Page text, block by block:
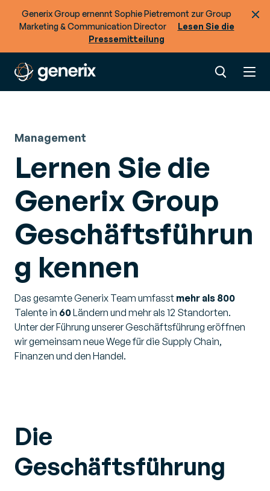
Generix Group ernennt Sophie Pietremont zur Group
Marketing & Communication Director
Lesen Sie die
Pressemitteilung
Management
Lernen Sie die
Generix Group
Geschäftsführun
g kennen
Das gesamte Generix Team umfasst mehr als 800
Talente in 60Ländern und mehr als 12 Standorten.
Unter der Führung unserer Geschäftsführung eröffnen
wir gemeinsam neue Wege für die Supply Chain,
Finanzen und den Handel.
Die
Geschäftsführung